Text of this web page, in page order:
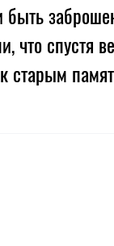
быть
что спустя
старым